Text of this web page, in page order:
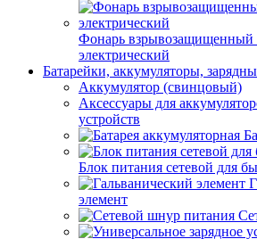
Фонарь взрывозащищенный
электрический
Батарейки, аккумуляторы,
Аккумулятор (свинцовый)
Аксессуары для
устройств
Блок питания сетевой для
элемент